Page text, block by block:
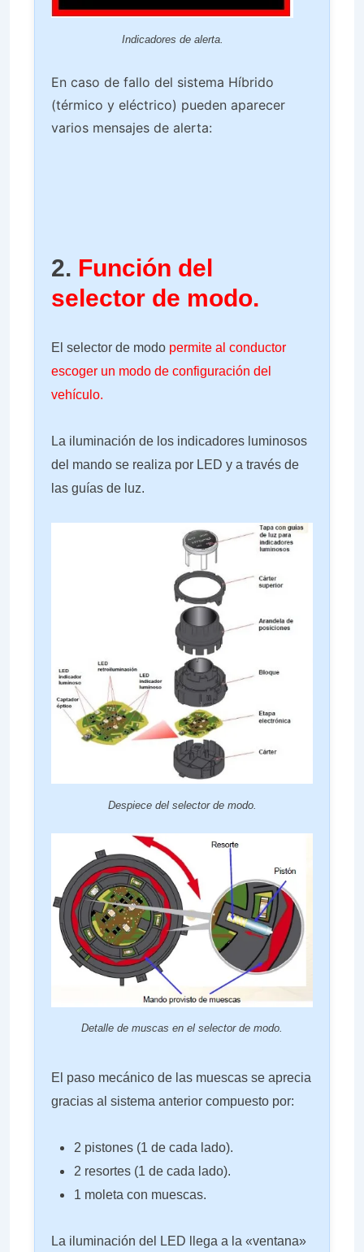
Indicadores de alerta.
En caso de fallo del sistema Híbrido
(térmico y eléctrico) pueden aparecer
varios mensajes de alerta:
2. Función del
selector de modo.
El selector de modo permite al conductor
escoger un modo de configuración del
vehículo.
La iluminación de los indicadores luminosos
del mando se realiza por LED y a través de
las guías de luz.
Despiece del selector de modo.
Detalle de muscas en el selector de modo.
El paso mecánico de las muescas se aprecia
gracias al sistema anterior compuesto por:
2 pistones (1 de cada lado).
2 resortes (1 de cada lado).
1 moleta con muescas.
La iluminación del LED llega a la «ventana»